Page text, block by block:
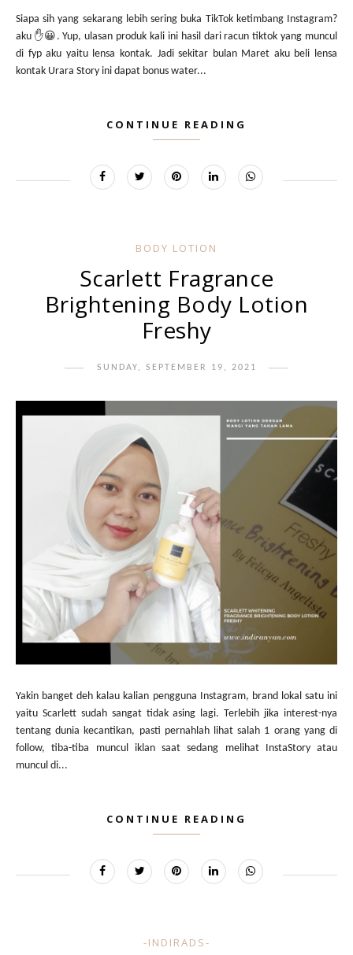
Siapa sih yang sekarang lebih sering buka TikTok ketimbang Instagram?
aku ✋😀. Yup, ulasan produk kali ini hasil dari racun tiktok yang muncul
di fyp aku yaitu lensa kontak. Jadi sekitar bulan Maret aku beli lensa
kontak Urara Story ini dapat bonus water...
CONTINUE READING
BODY LOTION
Scarlett Fragrance
Brightening Body Lotion
Freshy
SUNDAY, SEPTEMBER 19, 2021
Yakin banget deh kalau kalian pengguna Instagram, brand lokal satu ini
yaitu Scarlett sudah sangat tidak asing lagi. Terlebih jika interest-nya
tentang dunia kecantikan, pasti pernahlah lihat salah 1 orang yang di
follow, tiba-tiba muncul iklan saat sedang melihat InstaStory atau
muncul di...
CONTINUE READING
-INDIRADS-